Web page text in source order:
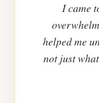
I came
helped me
not just